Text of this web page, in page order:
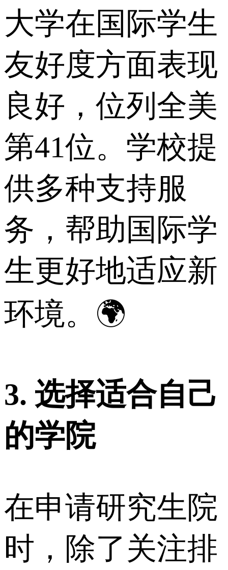
大学在国际学生
友好度方面表现
良好，位列全美
第41位。学校提
供多种支持服
务，帮助国际学
生更好地适应新
环境。🌍
3. 选择适合自己
的学院
在申请研究生院
时，除了关注排